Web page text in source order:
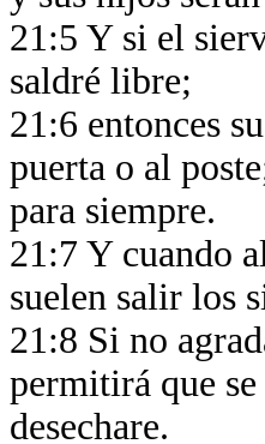
21:5 Y si el
saldré libre;
21:6 entonces
puerta o al
para siempre.
21:7 Y cuando
suelen salir los
21:8 Si no
permitirá que
desechare.